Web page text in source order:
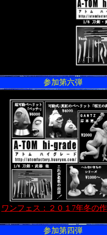
参加第六弾
ワンフェス：２０１7年冬の
参加第四弾